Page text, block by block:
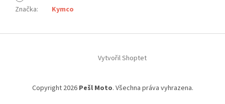
Značka: Kymco
Vytvořil Shoptet
Copyright 2026 Pešl Moto. Všechna práva vyhrazena.